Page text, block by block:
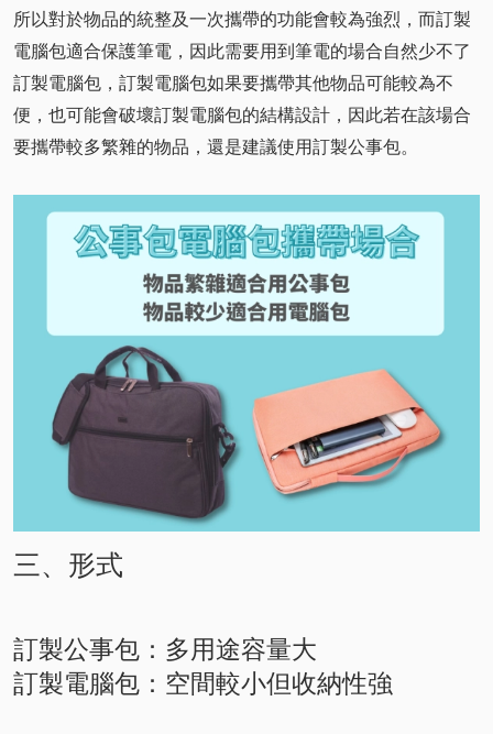
所以對於物品的統整及一次攜帶的功能會較為強烈，而訂製
電腦包適合保護筆電，因此需要用到筆電的場合自然少不了
訂製電腦包，訂製電腦包如果要攜帶其他物品可能較為不
便，也可能會破壞訂製電腦包的結構設計，因此若在該場合
要攜帶較多繁雜的物品，還是建議使用訂製公事包。
三、形式
訂製公事包：多用途容量大
訂製電腦包：空間較小但收納性強